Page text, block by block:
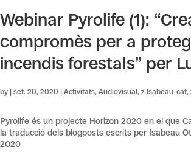
Webinar Pyrolife (1):
compromès per a
incendis forestals” per
by |set. 20, 2020 |Activitats,Audiovisual,z-Isabeau-cat,
Pyrolife és un projecte Horizon 2020 en el que
la traducció dels blogposts escrits per Isabeau
2020